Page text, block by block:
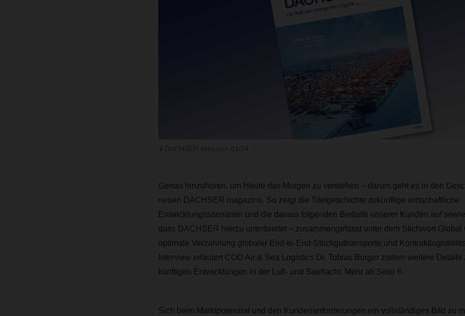
Genau hinzuhören, um Heute das Morgen zu verstehen – darum geht es in den
neuen DACHSER magazins. So zeigt die Titelgeschichte zukünftige wirtschaftliche
Entwicklungsszenarien und die daraus folgenden Bedarfe unserer Kunden auf
dass DACHSER hierzu unterbreitet – zusammengefasst unter dem Stichwort Global
optimale Verzahnung globaler End-to-End-Stückguttransporte und
Interview erläutert COO Air & Sea Logistics Dr. Tobias Burger zudem weitere Details
künftigen Entwicklungen in der Luft- und Seefracht. Mehr ab Seite 6.
Sich beim Marktpotenzial und den Kundenanforderungen ein vollständiges Bild zu